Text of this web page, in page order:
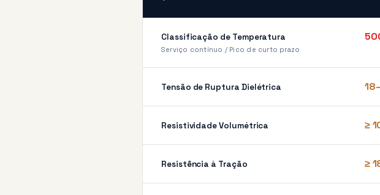
Classificação de Temperatura
Serviço contínuo / Pico de curto prazo
Tensão de Ruptura Dielétrica
Resistividade Volumétrica ≥
Resistência à Tração ≥